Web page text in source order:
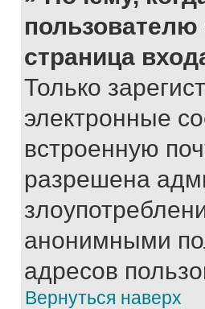
пользователю
страница
Только
электронные
встроенную
разрешена
анонимными
адресов
Вернуться наверх